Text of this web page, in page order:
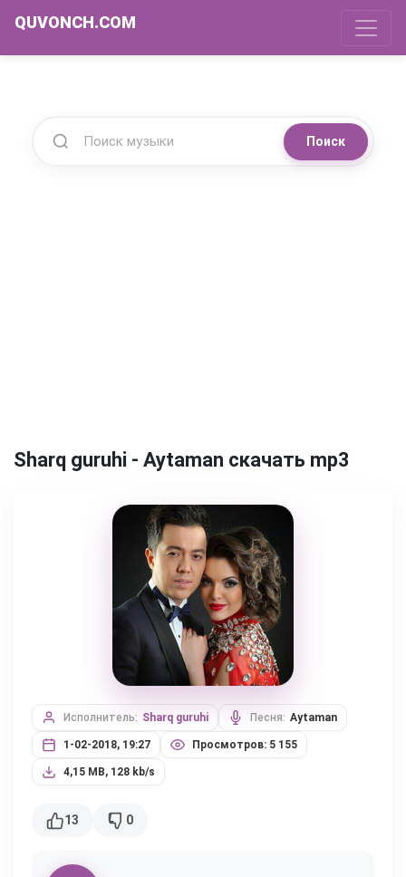
QUVONCH.COM
Поиск
Sharq guruhi - Aytaman скачать mp3
Исполнитель: Sharq guruhi Песня: Aytaman
1-02-2018, 19:27 Просмотров: 5 155
4,15 MB, 128 kb/s
13 0